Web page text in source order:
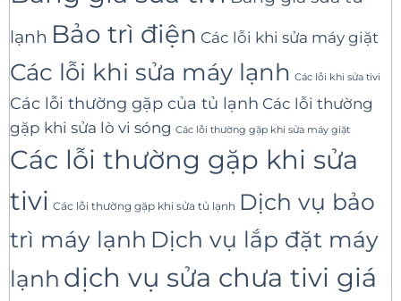
lạnh Bảo trì điện Các lỗi khi sửa máy giặt
Các lỗi khi sửa máy lạnh Các lỗi khi sửa tivi
Các lỗi thường gặp của tủ lạnh Các lỗi thường
gặp khi sửa lò vi sóng Các lỗi thường gặp khi sửa máy giặt
Các lỗi thường gặp khi sửa
tivi Các lỗi thường gặp khi sửa tủ lạnh Dịch vụ bảo
trì máy lạnh Dịch vụ lắp đặt máy
lạnh dịch vụ sửa chưa tivi giá